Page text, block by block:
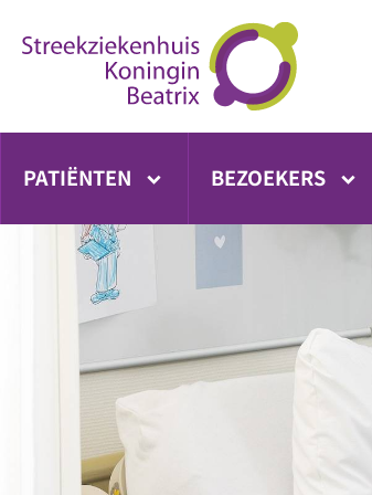
direct
PATIËNTEN BEZOEKERS